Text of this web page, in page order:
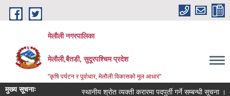
Skip to main content
मेलौली नगरपालिका
मेलौली,बैतडी, सुदूरपश्‍चिम प्रदेश
"कृषि पर्यटन र पूर्वाधार, मेलौली विकासको मुल आधार"
मुख्य सूचनाः स्थानीय श्रोत व्यक्ती करारमा पदपुर्ती गर्ने सम्बन्धी सूचना ।